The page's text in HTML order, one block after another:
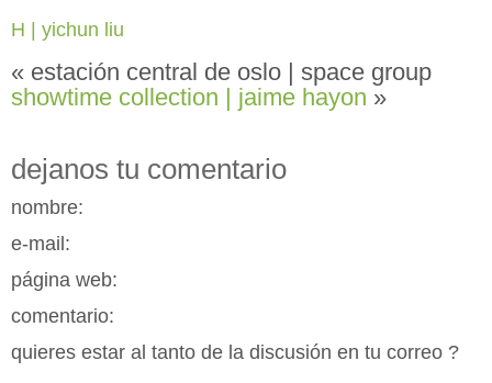
H | yichun liu
« estación central de oslo | space group
showtime collection | jaime hayon »
dejanos tu comentario
nombre:
e-mail:
página web:
comentario:
quieres estar al tanto de la discusión en tu correo ?